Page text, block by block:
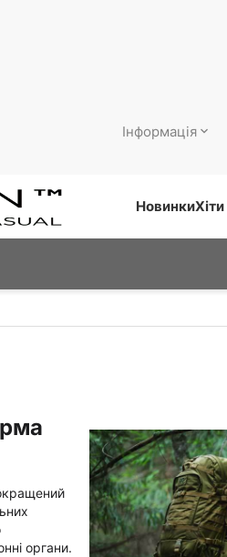
Інформація
Новинки
органи.